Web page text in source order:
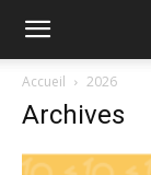
Accueil 2026
Archives